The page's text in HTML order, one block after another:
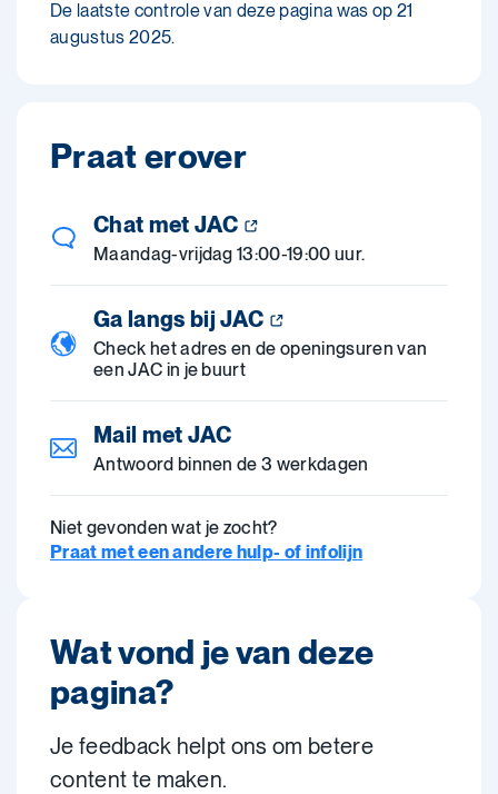
De laatste controle van deze pagina was op 21
augustus 2025.
Praat erover
Chat met JAC
Maandag-vrijdag 13:00-19:00 uur.
Ga langs bij JAC
Check het adres en de openingsuren van
een JAC in je buurt
Mail met JAC
Antwoord binnen de 3 werkdagen
Niet gevonden wat je zocht?
Praat met een andere hulp- of infolijn
Wat vond je van deze
pagina?
Je feedback helpt ons om betere
content te maken.